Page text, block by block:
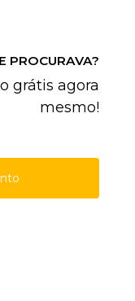
PROCURAVA?
grátis agora
mesmo!